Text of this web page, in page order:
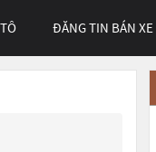
ĐĂNG TIN BÁN XE